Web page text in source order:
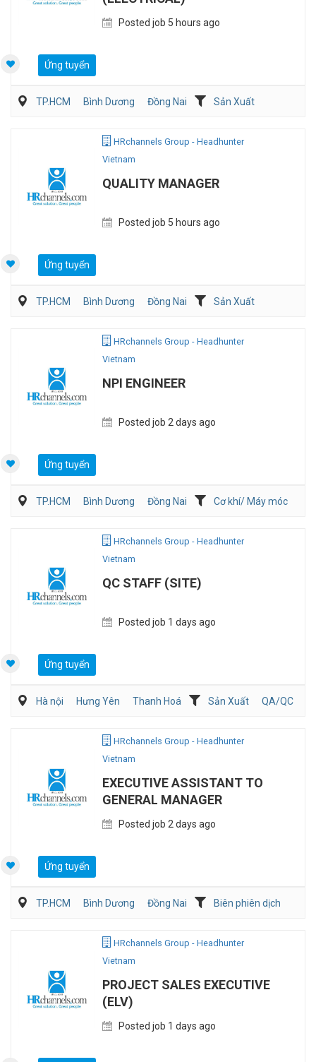
Posted job 5 hours ago
Ứng tuyển
TP.HCM Bình Dương Đồng Nai
Sản Xuất
HRchannels Group - Headhunter
Vietnam
QUALITY MANAGER
Posted job 5 hours ago
Ứng tuyển
TP.HCM Bình Dương Đồng Nai
Sản Xuất
HRchannels Group - Headhunter
Vietnam
NPI ENGINEER
Posted job 2 days ago
Ứng tuyển
TP.HCM Bình Dương Đồng Nai
Cơ khí/ Máy móc
HRchannels Group - Headhunter
Vietnam
QC STAFF (SITE)
Posted job 1 days ago
Ứng tuyển
Hà nội Hưng Yên Thanh Hoá Sản Xuất
QA/QC
HRchannels Group - Headhunter
Vietnam
EXECUTIVE ASSISTANT TO
GENERAL MANAGER
Posted job 2 days ago
Ứng tuyển
TP.HCM Bình Dương Đồng Nai
Biên phiên dịch
HRchannels Group - Headhunter
Vietnam
PROJECT SALES EXECUTIVE
(ELV)
Posted job 1 days ago